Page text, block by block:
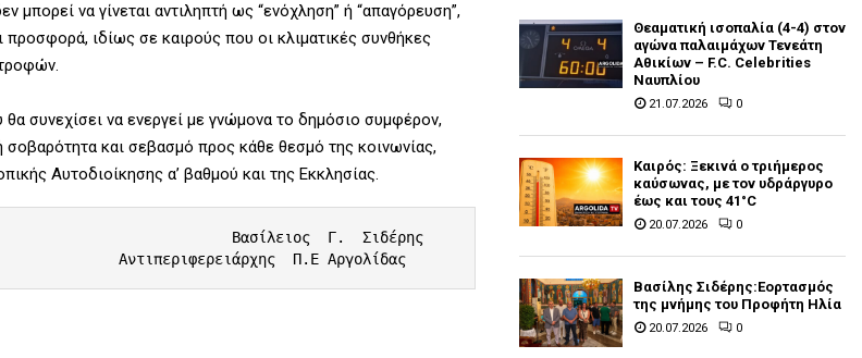
μπορεί να γίνεται αντιληπτή ως “ενόχληση” ή “απαγόρευση”,
ιδίως σε καιρούς που οι κλιματικές συνθήκες
συνεχίσει να ενεργεί με γνώμονα το δημόσιο συμφέρον,
σοβαρότητα και σεβασμό προς κάθε θεσμό της κοινωνίας,
Αυτοδιοίκησης α’ βαθμού και της Εκκλησίας.
                                    Αντιπεριφερειάρχης  Π.Ε Αργολίδας
Θεαματική ισοπαλία (4-4) στον
αγώνα παλαιμάχων Τενεάτη
Αθικίων – F.C. Celebrities
Ναυπλίου
21.07.2026 0
Καιρός: Ξεκινά ο τριήμερος
καύσωνας, με τον υδράργυρο
έως και τους 41°C
20.07.2026 0
Βασίλης Σιδέρης:Εορτασμός
της μνήμης του Προφήτη Ηλία
20.07.2026 0